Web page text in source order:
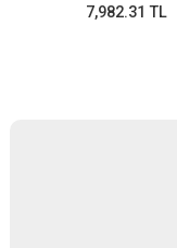
7,982.31 TL